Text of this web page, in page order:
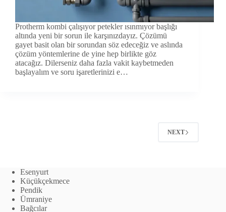
Protherm kombi çalışıyor petekler ısınmıyor başlığı
altında yeni bir sorun ile karşınızdayız. Çözümü
gayet basit olan bir sorundan söz edeceğiz ve aslında
çözüm yöntemlerine de yine hep birlikte göz
atacağız. Dilerseniz daha fazla vakit kaybetmeden
başlayalım ve soru işaretlerinizi e…
NEXT
Esenyurt
Küçükçekmece
Pendik
Ümraniye
Bağcılar